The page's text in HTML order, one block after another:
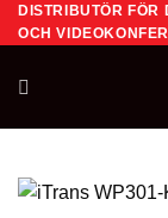
Skip
to
DISTRIBUTÖR
OCH